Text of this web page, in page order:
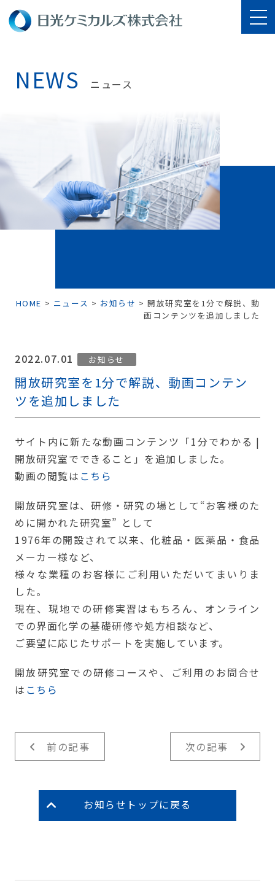
NEWS ニュース
HOME > ニュース > お知らせ >開放研究室を1分で解説、動
画コンテンツを追加しました
2022.07.01 お知らせ
開放研究室を1分で解説、動画コンテン
ツを追加しました
サイト内に新たな動画コンテンツ「1分でわかる |
開放研究室でできること」を追加しました。
動画の閲覧は こちら
開放研究室は、研修・研究の場として“お客様のた
めに開かれた研究室” として
1976年の開設されて以来、化粧品・医薬品・食品
メーカー様など、
様々な業種のお客様にご利用いただいてまいりま
した。
現在、現地での研修実習はもちろん、オンライン
での界面化学の基礎研修や処方相談など、
ご要望に応じたサポートを実施しています。
開放研究室での研修コースや、ご利用のお問合せ
は こちら
前の記事 次の記事
お知らせトップに戻る